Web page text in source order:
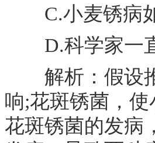
C.小麦锈病如
D.科学家一直
解析：假设推
响;花斑锈菌，
花斑锈菌的发病